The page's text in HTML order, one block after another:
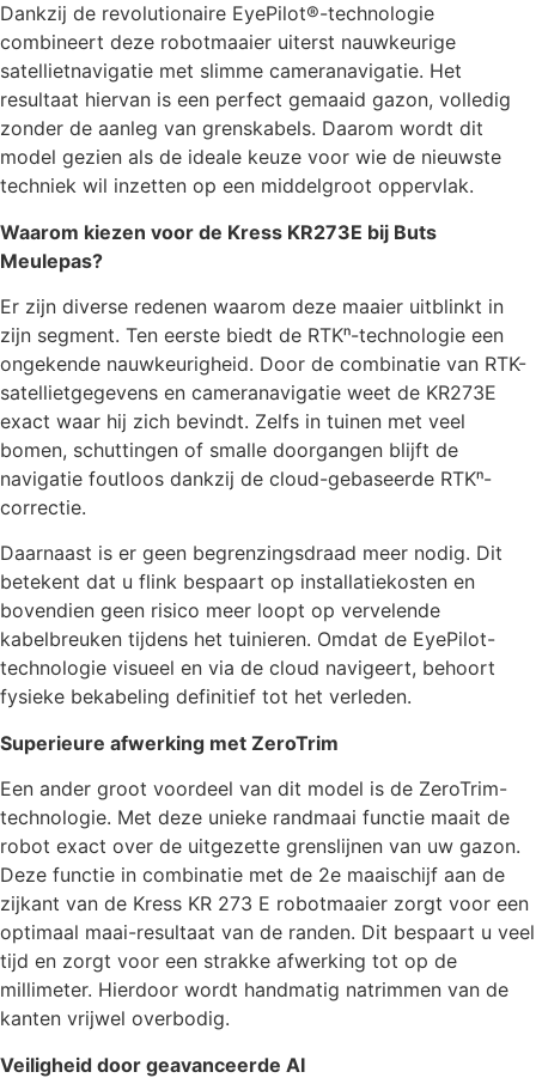
Dankzij de revolutionaire EyePilot®-technologie
combineert deze robotmaaier uiterst nauwkeurige
satellietnavigatie met slimme cameranavigatie. Het
resultaat hiervan is een perfect gemaaid gazon, volledig
zonder de aanleg van grenskabels. Daarom wordt dit
model gezien als de ideale keuze voor wie de nieuwste
techniek wil inzetten op een middelgroot oppervlak.
Waarom kiezen voor de Kress KR273E bij Buts
Meulepas?
Er zijn diverse redenen waarom deze maaier uitblinkt in
zijn segment. Ten eerste biedt de RTKⁿ-technologie een
ongekende nauwkeurigheid. Door de combinatie van RTK-
satellietgegevens en cameranavigatie weet de KR273E
exact waar hij zich bevindt. Zelfs in tuinen met veel
bomen, schuttingen of smalle doorgangen blijft de
navigatie foutloos dankzij de cloud-gebaseerde RTKⁿ-
correctie.
Daarnaast is er geen begrenzingsdraad meer nodig. Dit
betekent dat u flink bespaart op installatiekosten en
bovendien geen risico meer loopt op vervelende
kabelbreuken tijdens het tuinieren. Omdat de EyePilot-
technologie visueel en via de cloud navigeert, behoort
fysieke bekabeling definitief tot het verleden.
Superieure afwerking met ZeroTrim
Een ander groot voordeel van dit model is de ZeroTrim-
technologie. Met deze unieke randmaai functie maait de
robot exact over de uitgezette grenslijnen van uw gazon.
Deze functie in combinatie met de 2e maaischijf aan de
zijkant van de Kress KR 273 E robotmaaier zorgt voor een
optimaal maai-resultaat van de randen. Dit bespaart u veel
tijd en zorgt voor een strakke afwerking tot op de
millimeter. Hierdoor wordt handmatig natrimmen van de
kanten vrijwel overbodig.
Veiligheid door geavanceerde AI